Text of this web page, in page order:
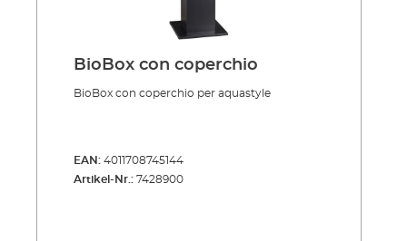
BioBox con coperchio
BioBox con coperchio per aquastyle
EAN: 4011708745144
Artikel-Nr.: 7428900